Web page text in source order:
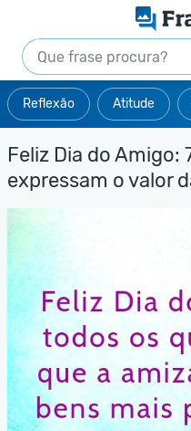
Reflexão Atitude
Feliz Dia do Amigo:
expressam o valor